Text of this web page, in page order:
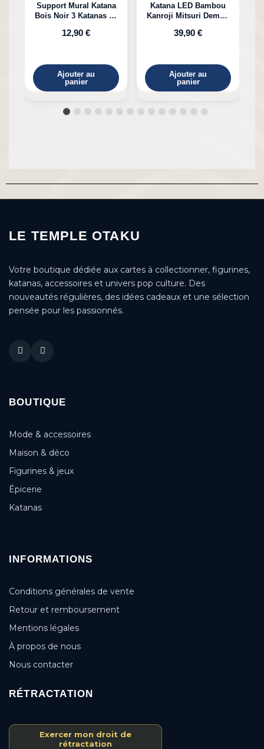
Support Mural Katana
Bois Noir 3 Katanas en
12,90 €
Ajouter au
panier
Katana LED Bambou
Kanroji Mitsuri Demon
39,90 €
Ajouter au
panier
LE TEMPLE OTAKU
Votre boutique dédiée aux cartes à collectionner, figurines,
katanas, accessoires et univers pop culture. Des
nouveautés régulières, des idées cadeaux et une sélection
pensée pour les passionnés.
BOUTIQUE
Mode & accessoires
Maison & déco
Figurines & jeux
Épicerie
Katanas
INFORMATIONS
Conditions générales de vente
Retour et remboursement
Mentions légales
À propos de nous
Nous contacter
RÉTRACTATION
Exercer mon droit de
rétractation